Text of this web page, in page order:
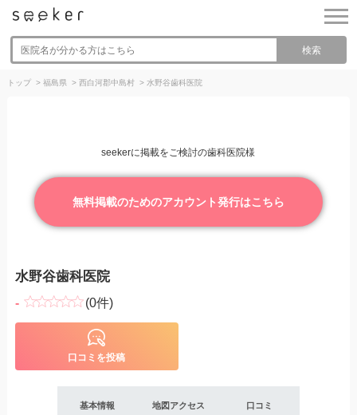
検索
トップ > 福島県 > 西白河郡中島村 > 水野谷歯科医院
seekerに掲載をご検討の歯科医院様
無料掲載のためのアカウント発行はこちら
水野谷歯科医院
- (0件)
口コミを投稿
基本情報 地図アクセス 口コミ